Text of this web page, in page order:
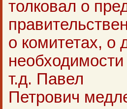
толковал о
о комитетах, о
т.д. Павел
Петрович